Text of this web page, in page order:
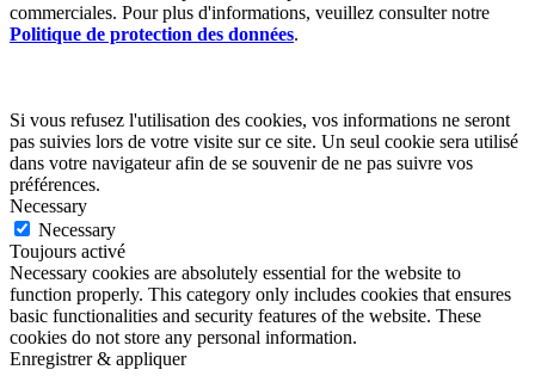
commerciales. Pour plus d'informations, veuillez consulter notre
Politique de protection des données.
Si vous refusez l'utilisation des cookies, vos informations ne seront
pas suivies lors de votre visite sur ce site. Un seul cookie sera utilisé
dans votre navigateur afin de se souvenir de ne pas suivre vos
préférences.
Necessary
Necessary
Toujours activé
Necessary cookies are absolutely essential for the website to
function properly. This category only includes cookies that ensures
basic functionalities and security features of the website. These
cookies do not store any personal information.
Enregistrer & appliquer